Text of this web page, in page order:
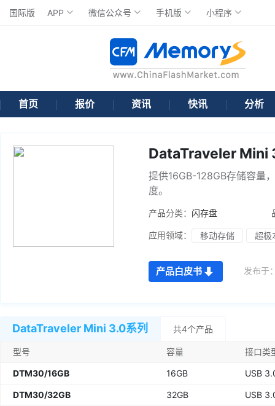
国际版 APP 微信公众号 手机版 小程序
首页 报价 资讯 快讯 分析
DataTraveler Mini
提供16GB-128GB存储容量
度。
产品分类： 闪存盘
应用领域： 移动存储 超极
产品白皮书 发布于
DataTraveler Mini 3.0系列 共4个产品
型号 容量 接口类
DTM30/16GB 16GB USB
DTM30/32GB 32GB USB